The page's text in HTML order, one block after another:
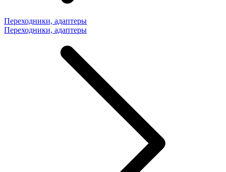
Переходники, адаптеры
Переходники, адаптеры